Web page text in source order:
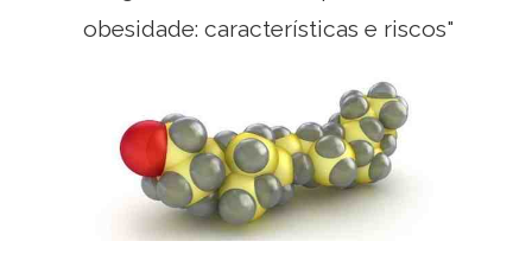
obesidade: características e riscos"